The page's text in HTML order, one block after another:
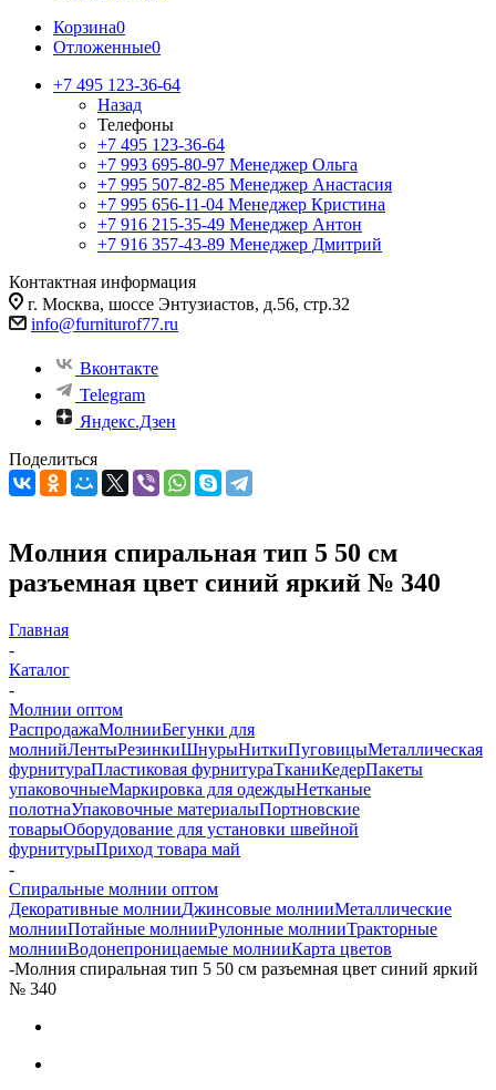
Корзина0
Отложенные0
+7 495 123-36-64
Назад
Телефоны
+7 495 123-36-64
+7 993 695-80-97 Менеджер Ольга
+7 995 507-82-85 Менеджер Анастасия
+7 995 656-11-04 Менеджер Кристина
+7 916 215-35-49 Менеджер Антон
+7 916 357-43-89 Менеджер Дмитрий
Контактная информация
г. Москва, шоссе Энтузиастов, д.56, стр.32
info@furniturof77.ru
Вконтакте
Telegram
Яндекс.Дзен
Поделиться
Молния спиральная тип 5 50 см
разъемная цвет синий яркий № 340
Главная
-
Каталог
-
Молнии оптом
РаспродажаМолнииБегунки для
молнийЛентыРезинкиШнурыНиткиПуговицыМеталлическая
фурнитураПластиковая фурнитураТканиКедерПакеты
упаковочныеМаркировка для одеждыНетканые
полотнаУпаковочные материалыПортновские
товарыОборудование для установки швейной
фурнитурыПриход товара май
-
Спиральные молнии оптом
Декоративные молнииДжинсовые молнииМеталлические
молнииПотайные молнииРулонные молнииТракторные
молнииВодонепроницаемые молнииКарта цветов
-Молния спиральная тип 5 50 см разъемная цвет синий яркий
№ 340